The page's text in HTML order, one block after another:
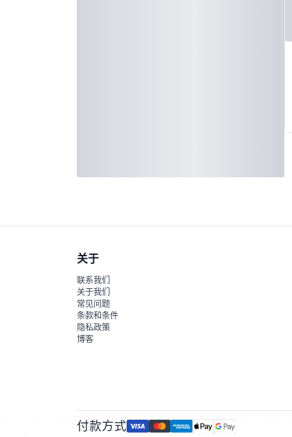
关于
联系我们
关于我们
常见问题
条款和条件
隐私政策
博客
付款方式